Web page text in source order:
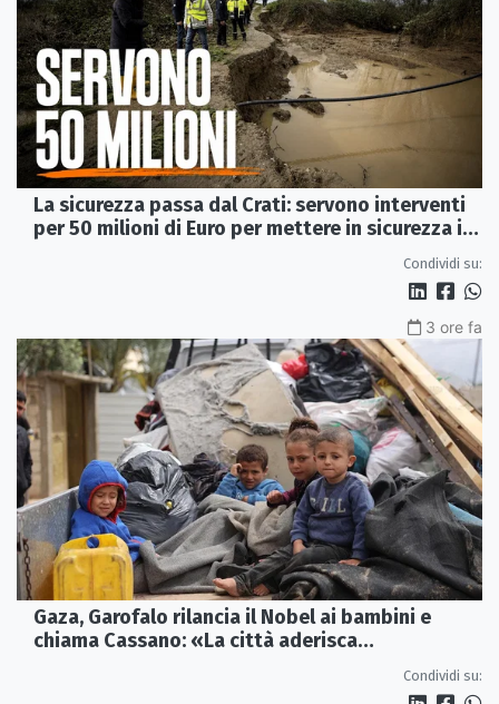
La sicurezza passa dal Crati: servono interventi
per 50 milioni di Euro per mettere in sicurezza i
Condividi su:
3 ore fa
Gaza, Garofalo rilancia il Nobel ai bambini e
chiama Cassano: «La città aderisca
Condividi su: